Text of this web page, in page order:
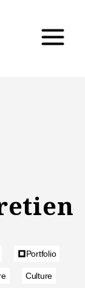
Portfolio
Culture